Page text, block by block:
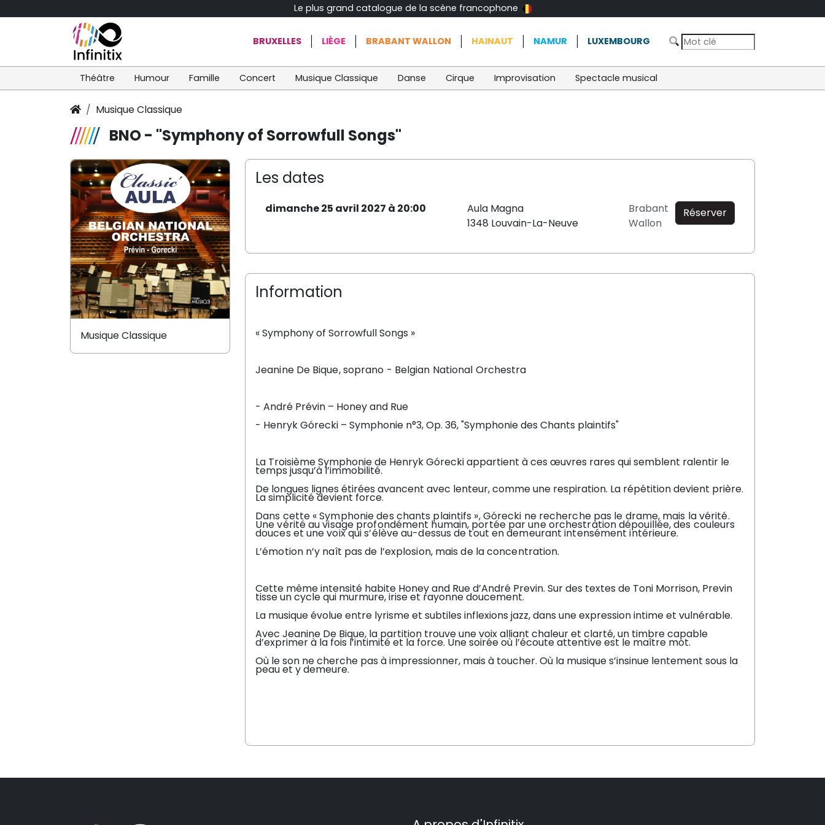
Le plus grand catalogue de la scène francophone
BRUXELLES LIÈGE BRABANT WALLON HAINAUT NAMUR LUXEMBOURG
Théâtre Humour Famille Concert Musique Classique Danse Cirque Improvisation Spectacle musical
Musique Classique
BNO - "Symphony of Sorrowfull Songs"
Les dates
dimanche 25 avril 2027 à 20:00
Aula Magna
1348 Louvain-La-Neuve
Brabant
Wallon
Réserver
Information
« Symphony of Sorrowfull Songs »
Jeanine De Bique, soprano - Belgian National Orchestra
- André Prévin – Honey and Rue
- Henryk Górecki – Symphonie n°3, Op. 36, "Symphonie des Chants plaintifs"
La Troisième Symphonie de Henryk Górecki appartient à ces œuvres rares qui semblent ralentir le
temps jusqu’à l’immobilité.
De longues lignes étirées avancent avec lenteur, comme une respiration. La répétition devient prière.
La simplicité devient force.
Dans cette « Symphonie des chants plaintifs », Górecki ne recherche pas le drame, mais la vérité.
Une vérité au visage profondément humain, portée par une orchestration dépouillée, des couleurs
douces et une voix qui s’élève au-dessus de tout en demeurant intensément intérieure.
L’émotion n’y naît pas de l’explosion, mais de la concentration.
Cette même intensité habite Honey and Rue d’André Previn. Sur des textes de Toni Morrison, Previn
tisse un cycle qui murmure, irise et rayonne doucement.
La musique évolue entre lyrisme et subtiles inflexions jazz, dans une expression intime et vulnérable.
Avec Jeanine De Bique, la partition trouve une voix alliant chaleur et clarté, un timbre capable
d’exprimer à la fois l’intimité et la force. Une soirée où l’écoute attentive est le maître mot.
Où le son ne cherche pas à impressionner, mais à toucher. Où la musique s’insinue lentement sous la
peau et y demeure.
Musique Classique